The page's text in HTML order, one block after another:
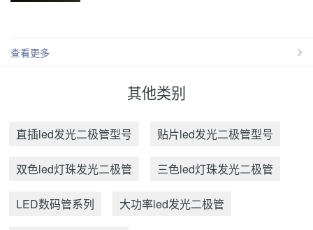
查看更多
其他类别
直插led发光二极管型号 贴片led发光二极管型号
双色led灯珠发光二极管 三色led灯珠发光二极管
LED数码管系列 大功率led发光二极管